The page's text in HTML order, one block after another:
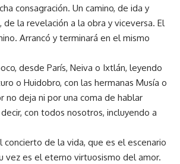
consagración. Un camino, de ida y
la revelación a la obra y viceversa. El
Arrancó y terminará en el mismo
desde París, Neiva o Ixtlán, leyendo
o Huidobro, con las hermanas Musía o
no deja ni por una coma de hablar
con todos nosotros, incluyendo a
de la vida, que es el escenario
vez es el eterno virtuosismo del amor.